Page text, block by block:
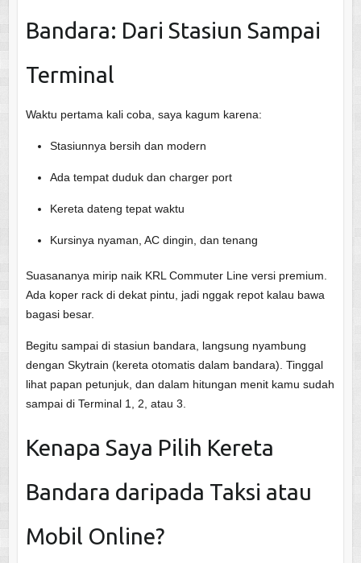
Bandara: Dari Stasiun Sampai
Terminal
Waktu pertama kali coba, saya kagum karena:
Stasiunnya bersih dan modern
Ada tempat duduk dan charger port
Kereta dateng tepat waktu
Kursinya nyaman, AC dingin, dan tenang
Suasananya mirip naik KRL Commuter Line versi premium.
Ada koper rack di dekat pintu, jadi nggak repot kalau bawa
bagasi besar.
Begitu sampai di stasiun bandara, langsung nyambung
dengan Skytrain (kereta otomatis dalam bandara). Tinggal
lihat papan petunjuk, dan dalam hitungan menit kamu sudah
sampai di Terminal 1, 2, atau 3.
Kenapa Saya Pilih Kereta
Bandara daripada Taksi atau
Mobil Online?